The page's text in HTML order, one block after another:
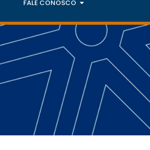
FALE CONOSCO